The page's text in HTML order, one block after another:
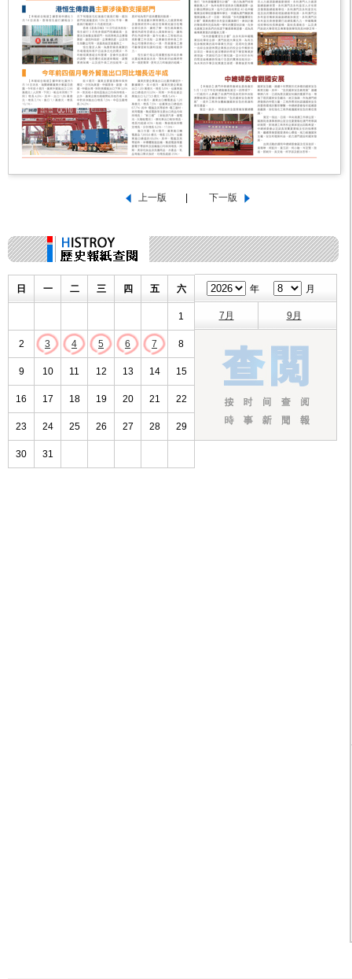
日 一 二 三 四 五 六
1
2 3 4 5 6 7 8
9 10 11 12 13 14 15
16 17 18 19 20 21 22
23 24 25 26 27 28 29
30 31
年 月
7月 9月